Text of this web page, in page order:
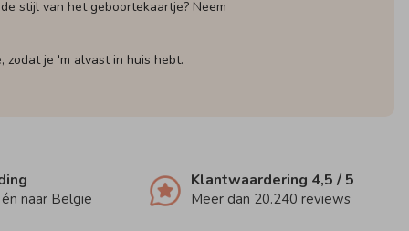
stijl van het geboortekaartje? Neem
je 'm alvast in huis hebt.
naar België
Klantwaardering 4,5 / 5
Meer dan 20.240 reviews